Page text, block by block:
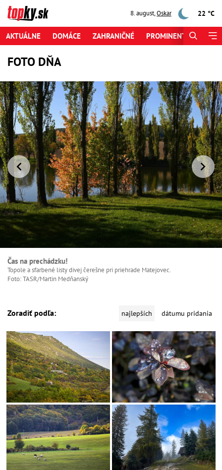
8. august,Oskar 22 °C
AKTUÁLNE DOMÁCE ZAHRANIČNÉ PROMINENTI ŠPORT
FOTO DŇA
Čas na prechádzku!
Topole a sfarbené listy divej čerešne pri priehrade Matejovec.
Foto: TASR/Martin Medňanský
Zoradiť podľa: najlepších dátumu pridania